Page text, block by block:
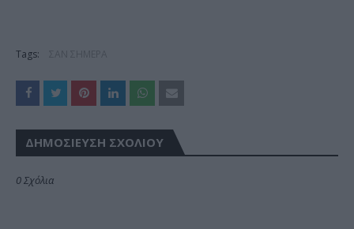
Tags:
ΔΗΜΟΣΊΕΥΣΗ ΣΧΟΛΊΟΥ
0 Σχόλια